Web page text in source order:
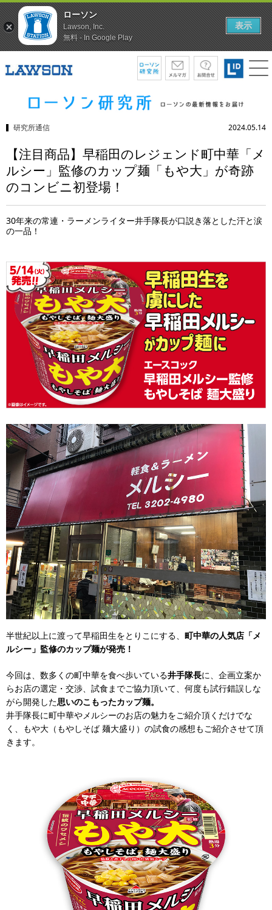
研究所通信 2024.05.14
【注目商品】早稲田のレジェンド町中華「メ
ルシー」監修のカップ麺「もや大」が奇跡
のコンビニ初登場！
30年来の常連・ラーメンライター井手隊長が口説き落とした汗と涙
の一品！
半世紀以上に渡って早稲田生をとりこにする、 町中華の人気店「メ
ルシー」監修のカップ麺が発売！
今回は、数多くの町中華を食べ歩いている井手隊長に、企画立案か
らお店の選定・交渉、試食までご協力頂いて、何度も試行錯誤しな
がら開発した思いのこもったカップ麺。
井手隊長に町中華やメルシーのお店の魅力をご紹介頂くだけでな
く、もや大（もやしそば 麺大盛り）の試食の感想もご紹介させて頂
きます。
ローソン
Lawson, Inc.
無料 - In Google Play
表示